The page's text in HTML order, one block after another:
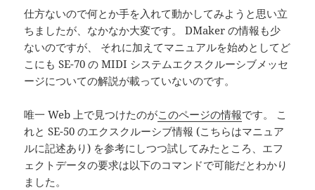
仕方ないので何とか手を入れて動かしてみようと思い立
ちましたが、なかなか大変です。 DMaker の情報も少
ないのですが、 それに加えてマニュアルを始めとしてど
こにも SE-70 の MIDI システムエクスクルーシブメッセ
ージについての解説が載っていないのです。
唯一 Web 上で見つけたのがこのページの情報です。 こ
れと SE-50 のエクスクルーシブ情報 (こちらはマニュア
ルに記述あり) を参考にしつつ試してみたところ、エフ
ェクトデータの要求は以下のコマンドで可能だとわかり
ました。